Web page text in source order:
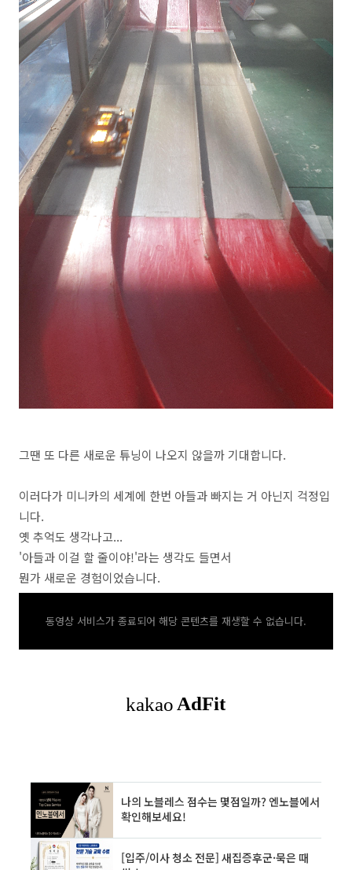
그땐 또 다른 새로운 튜닝이 나오지 않을까 기대합니다.
이러다가 미니카의 세계에 한번 아들과 빠지는 거 아닌지 걱정입
니다.
옛 추억도 생각나고...
'아들과 이걸 할 줄이야!'라는 생각도 들면서
뭔가 새로운 경험이었습니다.
동영상 서비스가 종료되어 해당 콘텐츠를 재생할 수 없습니다.